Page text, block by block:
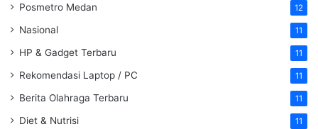
Posmetro Medan 12
Nasional 11
HP & Gadget Terbaru 11
Rekomendasi Laptop / PC 11
Berita Olahraga Terbaru 11
Diet & Nutrisi 11